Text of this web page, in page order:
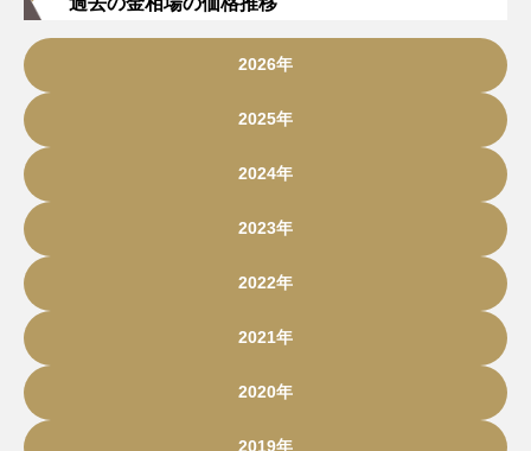
2026年
2025年
2024年
2023年
2022年
2021年
2020年
2019年